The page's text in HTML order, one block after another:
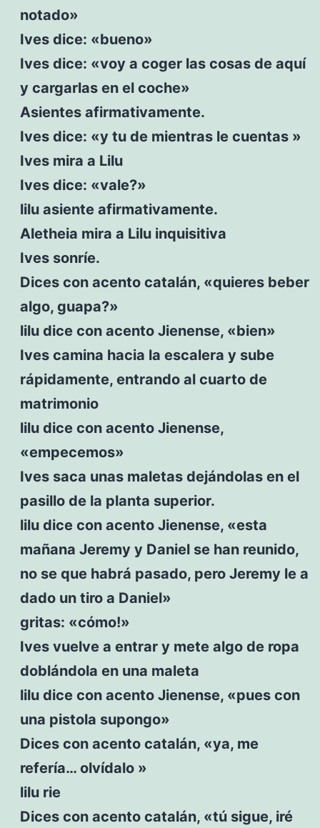
notado»
Ives dice: «bueno»
Ives dice: «voy a coger las cosas de aquí
y cargarlas en el coche»
Asientes afirmativamente.
Ives dice: «y tu de mientras le cuentas »
Ives mira a Lilu
Ives dice: «vale?»
lilu asiente afirmativamente.
Aletheia mira a Lilu inquisitiva
Ives sonríe.
Dices con acento catalán, «quieres beber
algo, guapa?»
lilu dice con acento Jienense, «bien»
Ives camina hacia la escalera y sube
rápidamente, entrando al cuarto de
matrimonio
lilu dice con acento Jienense,
«empecemos»
Ives saca unas maletas dejándolas en el
pasillo de la planta superior.
lilu dice con acento Jienense, «esta
mañana Jeremy y Daniel se han reunido,
no se que habrá pasado, pero Jeremy le a
dado un tiro a Daniel»
gritas: «cómo!»
Ives vuelve a entrar y mete algo de ropa
doblándola en una maleta
lilu dice con acento Jienense, «pues con
una pistola supongo»
Dices con acento catalán, «ya, me
refería… olvídalo »
lilu rie
Dices con acento catalán, «tú sigue, iré